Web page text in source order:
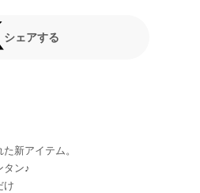
シェアする
新アイテム。
タン♪
け